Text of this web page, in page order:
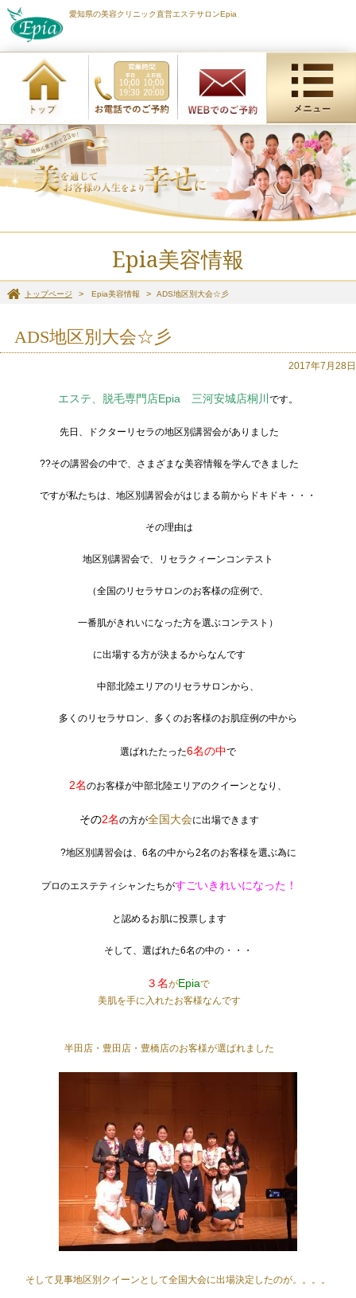
愛知県の美容クリニック直営エステサロンEpia
Epia美容情報
トップページ Epia美容情報 ADS地区別大会☆彡
ADS地区別大会☆彡
2017年7月28日
エステ、脱毛専門店Epia 三河安城店桐川 です。
先日、ドクターリセラの地区別講習会がありました
??その講習会の中で、さまざまな美容情報を学んできました
ですが私たちは、地区別講習会がはじまる前からドキドキ・・・
その理由は
地区別講習会で、リセラクィーンコンテスト
（全国のリセラサロンのお客様の症例で、
一番肌がきれいになった方を選ぶコンテスト）
に出場する方が決まるからなんです
中部北陸エリアのリセラサロンから、
多くのリセラサロン、多くのお客様のお肌症例の中から
選ばれたたった6名の中で
2名のお客様が中部北陸エリアのクイーンとなり、
その2名の方が全国大会に出場できます
?地区別講習会は、6名の中から2名のお客様を選ぶ為に
プロのエステティシャンたちがすごいきれいになった！
と認めるお肌に投票します
そして、選ばれた6名の中の・・・
３名がEpiaで
美肌を手に入れたお客様なんです
半田店・豊田店・豊橋店のお客様が選ばれました
そして見事地区別クイーンとして全国大会に出場決定したのが。。。。